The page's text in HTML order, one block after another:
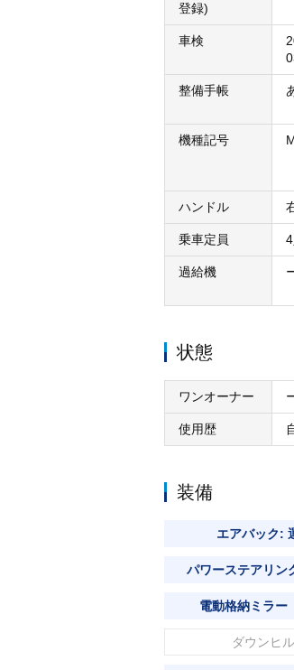
登録)
車検
整備手帳
機種記号
ハンドル
乗車定員
過給機
状態
ワンオーナー
使用歴
装備
エアバック:
パワーステアリン
電動格納ミラー
ダウンヒ